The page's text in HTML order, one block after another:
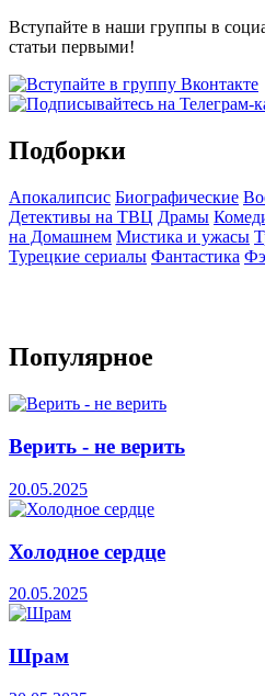
Вступайте в наши группы в
статьи первыми!
Подборки
Апокалипсис Биографические
Детективы на ТВЦ Драмы
на Домашнем Мистика и ужасы
Турецкие сериалы Фантастика
Популярное
Верить - не верить
20.05.2025
Холодное сердце
20.05.2025
Шрам